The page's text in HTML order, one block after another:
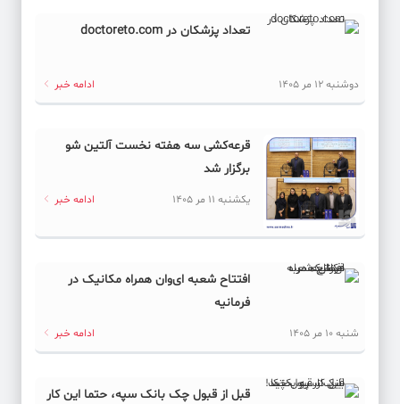
تعداد پزشکان در doctoreto.com
دوشنبه 12 مر 1405 ادامه خبر
قرعه‌کشی سه هفته نخست آلتین شو
برگزار شد
یکشنبه 11 مر 1405 ادامه خبر
افتتاح شعبه ای‌وان همراه مکانیک در
فرمانیه
شنبه 10 مر 1405 ادامه خبر
قبل از قبول چک بانک سپه، حتما این کار